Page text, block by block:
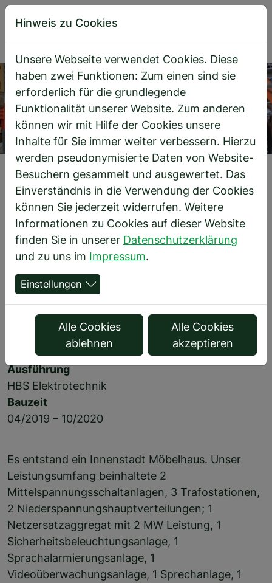
Direkt zur Hauptnavigation springen
Direkt zum Inhalt springen
Startseite
Referenzen Elektrotechnik
Elektrotechnik
IKEA Karlsruhe
Auftraggeber
Ausführung
HBS Elektrotechnik​​​​​​​
Bauzeit
04/2019 – 10/2020
Es entstand ein Innenstadt Möbelhaus. Unser
Leistungsumfang beinhaltete 2
Mittelspannungsschaltanlagen, 3 Trafostationen,
2 Niederspannungshauptverteilungen; 1
Netzersatzaggregat mit 2 MW Leistung, 1
Sicherheitsbeleuchtungsanlage, 1
Sprachalarmierungsanlage, 1
Videoüberwachungsanlage, 1 Sprechanlage, 1
Hinweis zu Cookies
Unsere Webseite verwendet Cookies. Diese
haben zwei Funktionen: Zum einen sind sie
erforderlich für die grundlegende
Funktionalität unserer Website. Zum anderen
können wir mit Hilfe der Cookies unsere
Inhalte für Sie immer weiter verbessern. Hierzu
werden pseudonymisierte Daten von Website-
Besuchern gesammelt und ausgewertet. Das
Einverständnis in die Verwendung der Cookies
können Sie jederzeit widerrufen. Weitere
Informationen zu Cookies auf dieser Website
finden Sie in unserer Datenschutzerklärung
und zu uns im Impressum.
Einstellungen
Alle Cookies
ablehnen
Alle Cookies
akzeptieren